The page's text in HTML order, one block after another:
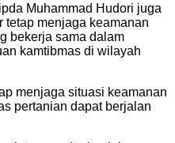
Muhammad Hudori juga
tetap menjaga keamanan
bekerja sama dalam
kamtibmas di wilayah
menjaga situasi keamanan
pertanian dapat berjalan